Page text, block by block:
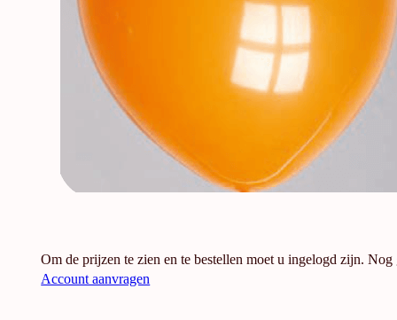
Om de prijzen te zien en te bestellen moet u ingelogd zijn. Nog
Account aanvragen